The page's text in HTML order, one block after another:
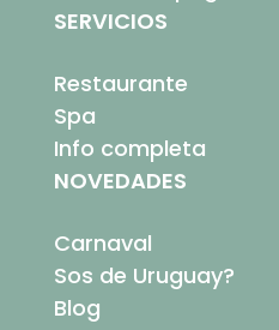
SERVICIOS
Restaurante
Spa
Info completa
NOVEDADES
Carnaval
Sos de Uruguay?
Blog